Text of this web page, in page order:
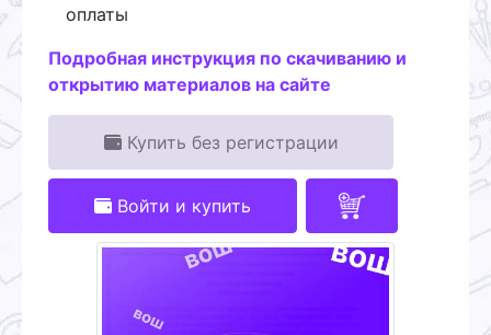
оплаты
Подробная инструкция по скачиванию и
открытию материалов на сайте
Купить без регистрации
Войти и купить